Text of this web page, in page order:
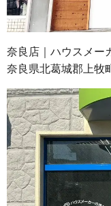
奈良店｜ハウスメー
奈良県北葛城郡上牧